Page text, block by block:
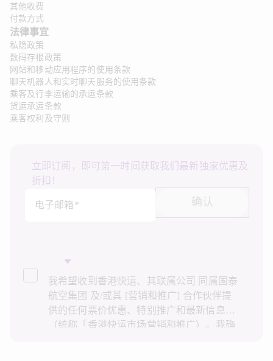
其他收费
付款方式
法律事宜
私隐政策
数码存根政策
网站和移动应用程序的使用条款
聊天机器人和实时聊天服务的使用条款
乘客及行李运输的承运条款
货运承运条款
乘客权利及守则
立即订阅，即可第一时间获取我们最新独家优惠及
折扣！
电子邮箱*
确认
我希望收到香港快运、其联属公司 同属国泰
航空集团 及/或其 [营销和推广] 合作伙伴提
供的任何票价优惠、特别推广和最新信息
（统称「香港快运市场营销和推广）。我确